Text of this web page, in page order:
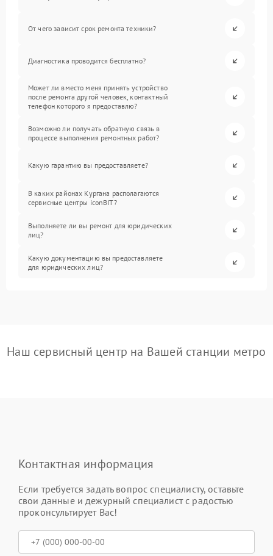
От чего зависит срок ремонта техники?
Диагностика проводится бесплатно?
Может ли вместо меня принять устройство
после ремонта другой человек, контактный
телефон которого я предоставлю?
Возможно ли получать обратную связь в
процессе выполнения ремонтных работ?
Какую гарантию вы предоставляете?
В каких районах Кургана располагаются
сервисные центры iconBIT?
Выполняете ли вы ремонт для юридических
лиц?
Какую документацию вы предоставляете
для юридических лиц?
Наш сервисный центр на Вашей станции метро
Контактная информация
Если требуется задать вопрос специалисту, оставьте
свои данные и дежурный специалист с радостью
проконсультирует Вас!